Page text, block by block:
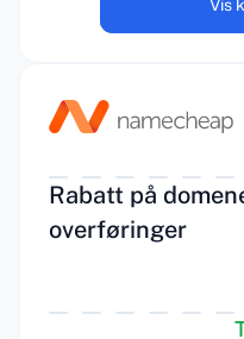
Vis
Rabatt på
overføringer